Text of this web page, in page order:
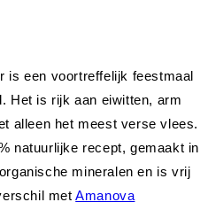
is een voortreffelijk feestmaal
Het is rijk aan eiwitten, arm
alleen het meest verse vlees.
natuurlijke recept, gemaakt in
mineralen en is vrij
metAmanova